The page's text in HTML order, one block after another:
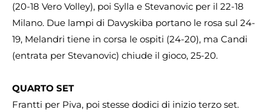
(20-18 Vero Volley), poi Sylla e Stevanovic per il 22-18
Milano. Due lampi di Davyskiba portano le rosa sul 24-
19, Melandri tiene in corsa le ospiti (24-20), ma Candi
(entrata per Stevanovic) chiude il gioco, 25-20.
QUARTO SET
Frantti per Piva, poi stesse dodici di inizio terzo set.